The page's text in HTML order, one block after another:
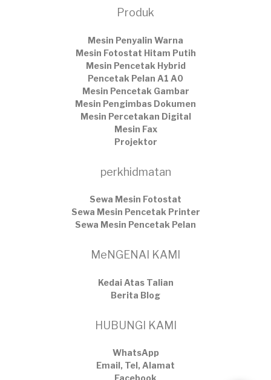
Produk
Mesin Penyalin Warna
Mesin Fotostat Hitam Putih
Mesin Pencetak Hybrid
Pencetak Pelan A1 A0
Mesin Pencetak Gambar
Mesin Pengimbas Dokumen
Mesin Percetakan Digital
Mesin Fax
Projektor
perkhidmatan
Sewa Mesin Fotostat
Sewa Mesin Pencetak Printer
Sewa Mesin Pencetak Pelan
MeNGENAI KAMI
Kedai Atas Talian
​Berita Blog
HUBUNGI KAMI
WhatsApp
Email, Tel, Alamat